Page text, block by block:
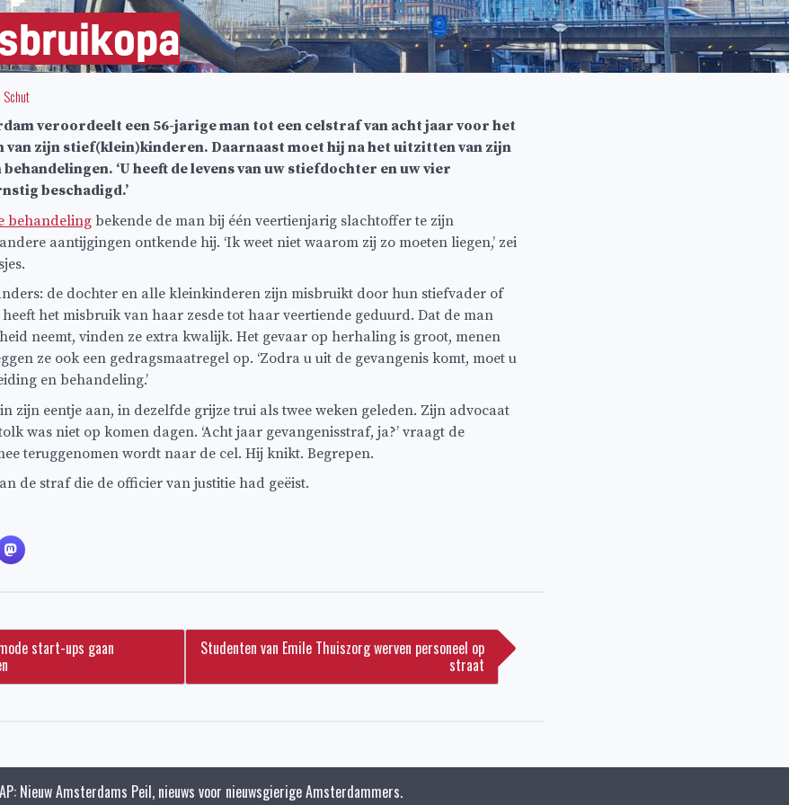
Schut
veroordeelt een 56-jarige man tot een celstraf van acht jaar voor het
zijn stief(klein)kinderen. Daarnaast moet hij na het uitzitten van zijn
‘U heeft de levens van uw stiefdochter en uw vier
beschadigd.’
behandelingbekende de man bij één veertienjarig slachtoffer te zijn
aantijgingen ontkende hij. ‘Ik weet niet waarom zij zo moeten liegen,’ zei
de dochter en alle kleinkinderen zijn misbruikt door hun stiefvader of
heeft het misbruik van haar zesde tot haar veertiende geduurd. Dat de man
neemt, vinden ze extra kwalijk. Het gevaar op herhaling is groot, menen
ze ook een gedragsmaatregel op. ‘Zodra u uit de gevangenis komt, moet u
en behandeling.’
zijn eentje aan, in dezelfde grijze trui als twee weken geleden. Zijn advocaat
was niet op komen dagen. ‘Acht jaar gevangenisstraf, ja?’ vraagt de
teruggenomen wordt naar de cel. Hij knikt. Begrepen.
de straf die de officier van justitie had geëist.
start-ups gaan Studenten van Emile Thuiszorg werven personeel op
straat
Nieuw Amsterdams Peil, nieuws voor nieuwsgierige Amsterdammers.